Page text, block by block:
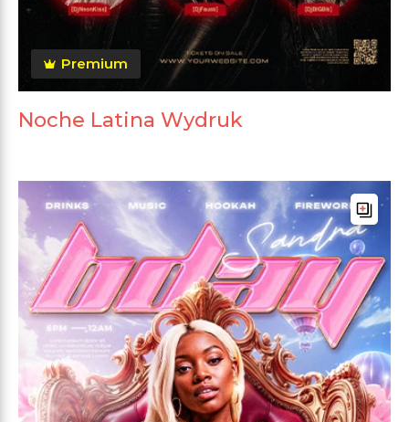
Premium
Noche Latina Wydruk